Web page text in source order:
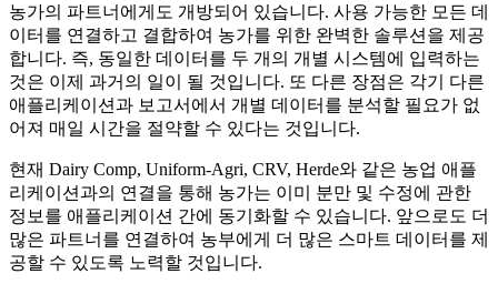
농가의 파트너에게도 개방되어 있습니다. 사용 가능한 모든 데
이터를 연결하고 결합하여 농가를 위한 완벽한 솔루션을 제공
합니다. 즉, 동일한 데이터를 두 개의 개별 시스템에 입력하는
것은 이제 과거의 일이 될 것입니다. 또 다른 장점은 각기 다른
애플리케이션과 보고서에서 개별 데이터를 분석할 필요가 없
어져 매일 시간을 절약할 수 있다는 것입니다.
현재 Dairy Comp, Uniform-Agri, CRV, Herde와 같은 농업 애플
리케이션과의 연결을 통해 농가는 이미 분만 및 수정에 관한
정보를 애플리케이션 간에 동기화할 수 있습니다. 앞으로도 더
많은 파트너를 연결하여 농부에게 더 많은 스마트 데이터를 제
공할 수 있도록 노력할 것입니다.